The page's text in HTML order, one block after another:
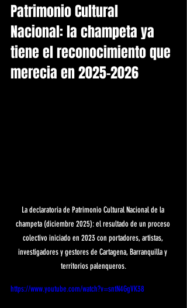
Patrimonio Cultural
Nacional: la champeta ya
tiene el reconocimiento que
merecia en 2025-2026
La declaratoria de Patrimonio Cultural Nacional de la
champeta (diciembre 2025): el resultado de un proceso
colectivo iniciado en 2023 con portadores, artistas,
investigadores y gestores de Cartagena, Barranquilla y
territorios palenqueros.
https://www.youtube.com/watch?v=sntN4GgVK38